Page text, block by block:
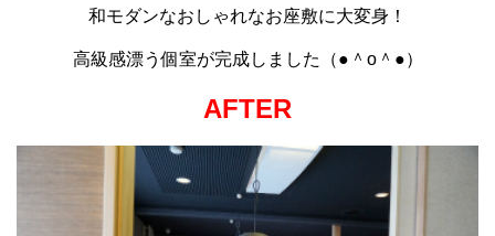
和モダンなおしゃれなお座敷に大変身！
高級感漂う個室が完成しました（●＾o＾●）
AFTER